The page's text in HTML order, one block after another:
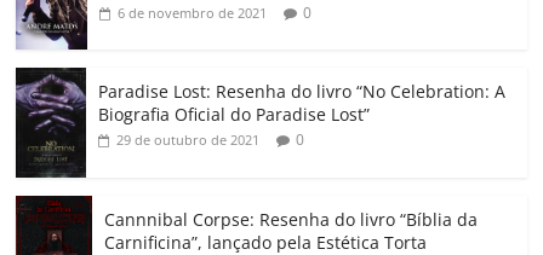
6 de novembro de 2021 0
Paradise Lost: Resenha do livro “No Celebration: A
Biografia Oficial do Paradise Lost”
29 de outubro de 2021 0
Cannnibal Corpse: Resenha do livro “Bíblia da
Carnificina”, lançado pela Estética Torta